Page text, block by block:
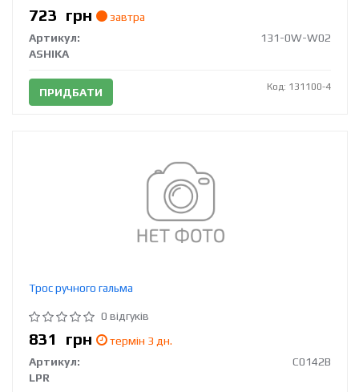
723 грн
завтра
Артикул:
131-0W-W02
ASHIKA
ПРИДБАТИ Код: 131100-4
Трос ручного гальма
0 відгуків
831 грн
термін 3 дн.
Артикул:
C0142B
LPR